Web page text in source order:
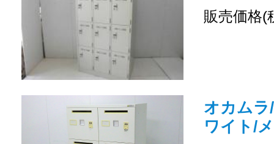
販売価格(
オカム
ワイト/